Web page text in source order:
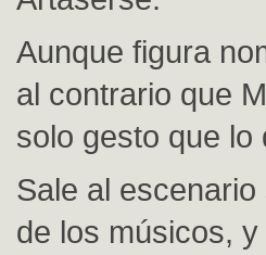
Aunque figura
al contrario que
solo gesto que lo
Sale al
de los músicos,